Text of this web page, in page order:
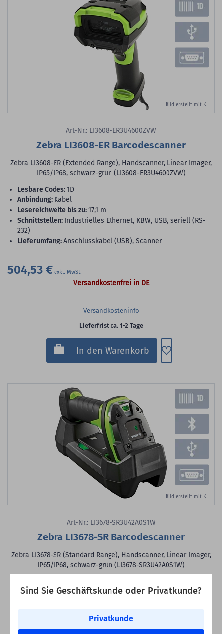
Sind Sie Geschäftskunde oder Privatkunde?
Privatkunde
Bild erstellt mit KI
Art-Nr.: LI3608-ER3U4600ZVW
Zebra LI3608-ER Barcodescanner
Zebra LI3608-ER (Extended Range), Handscanner, Linear Imager,
IP65/IP68, schwarz-grün (LI3608-ER3U4600ZVW)
lesbare Codes:1D
Anbindung: Kabel
Lesereichweite bis zu:17,1 m
Schnittstellen: Industrielles Ethernet, KBW, USB, seriell (RS-
232)
Lieferumfang:Anschlusskabel (USB), Scanner
504,53 €
Versandkostenfrei in DE
Versandkosteninfo
Lieferfrist ca. 1-2 Tage
In den Warenkorb Zum
Bild erstellt mit KI
Art-Nr.: LI3678-SR3U42A0S1W
Zebra LI3678-SR Barcodescanner
Zebra LI3678-SR (Standard Range), Handscanner, Linear Imager,
IP65/IP68, schwarz-grün (LI3678-SR3U42A0S1W)
Anbindung: Bluetooth